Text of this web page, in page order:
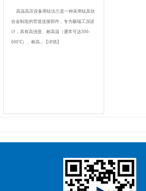
高温高压设备用钛法兰是一种采用钛及钛
合金制造的管道连接部件，专为极端工况设
计，具有高强度、耐高温（通常可达300-
600℃）、耐高... 【详情】